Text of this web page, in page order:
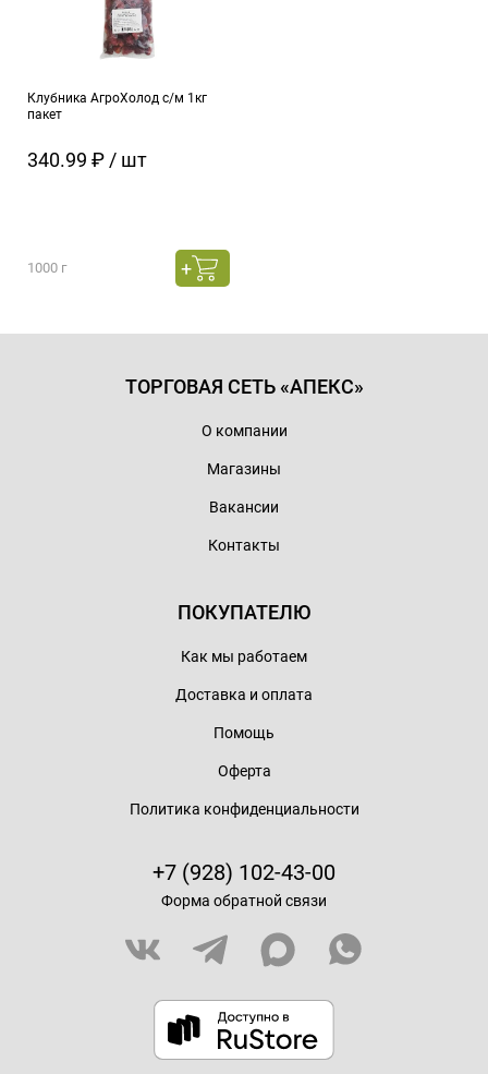
Клубника АгроХолод с/м 1кг
пакет
340.99 ₽ / шт
1000 г
ТОРГОВАЯ СЕТЬ «АПЕКС»
О компании
Магазины
Вакансии
Контакты
ПОКУПАТЕЛЮ
Как мы работаем
Доставка и оплата
Помощь
Оферта
Политика конфиденциальности
+7 (928) 102-43-00
Форма обратной связи